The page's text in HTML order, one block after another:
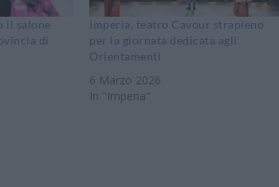
il salone
di
Imperia, teatro Cavour strapieno
per la giornata dedicata agli
Orientamenti
6 Marzo 2026
In "Imperia"